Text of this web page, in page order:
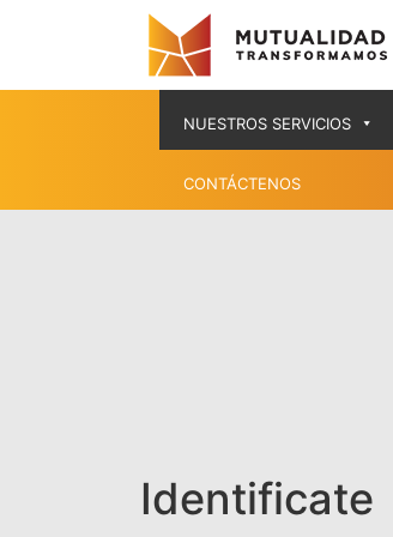
NUESTROS SERVICIOS
CONTÁCTENOS
Identificate